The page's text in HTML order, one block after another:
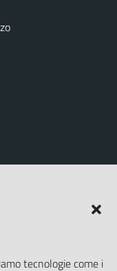
tecnologie come i